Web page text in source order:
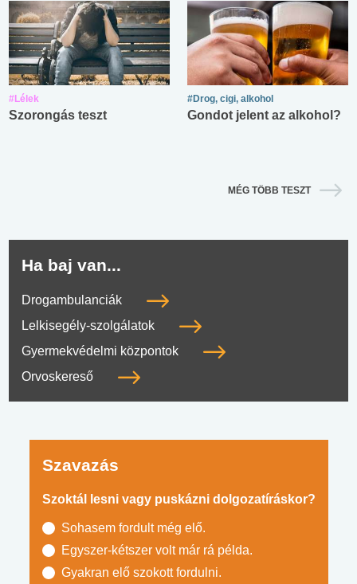
#Lélek
Szorongás teszt
#Drog, cigi, alkohol
Gondot jelent az alkohol?
MÉG TÖBB TESZT
Ha baj van...
Drogambulanciák
Lelkisegély-szolgálatok
Gyermekvédelmi központok
Orvoskereső
Szavazás
Szoktál lesni vagy puskázni dolgozatíráskor?
Sohasem fordult még elő.
Egyszer-kétszer volt már rá példa.
Gyakran elő szokott fordulni.